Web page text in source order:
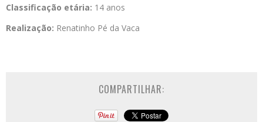
Classificação etária: 14 anos
Realização: Renatinho Pé da Vaca
COMPARTILHAR: